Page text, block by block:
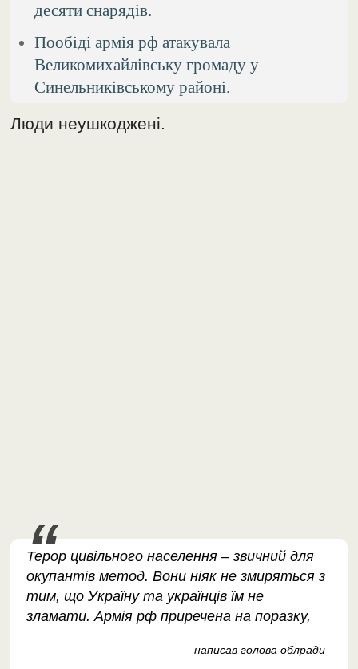
десяти снарядів.
Пообіді армія рф атакувала
Великомихайлівську громаду у
Синельниківському районі.
Люди неушкоджені.
Терор цивільного населення – звичний для
окупантів метод. Вони ніяк не змиряться з
тим, що Україну та українців їм не
зламати. Армія рф приречена на поразку,
– написав голова облради